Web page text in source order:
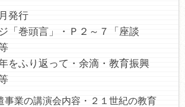
発行
「巻頭言」・Ｐ２～７「 座談
をふり返って・余滴・教育振興
業の講演会内容・２１世紀の教育